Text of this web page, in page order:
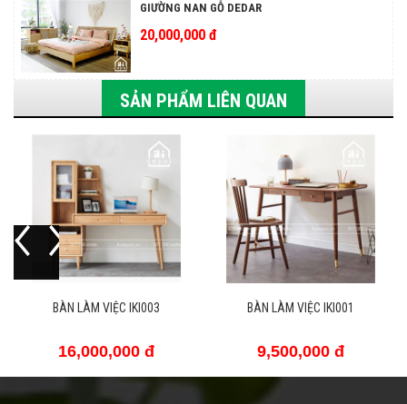
GIƯỜNG NAN GỖ DEDAR
20,000,000 đ
SẢN PHẨM LIÊN QUAN
BÀN LÀM VIỆC IKI001
9,500,000 đ
BÀN LÀM VIỆC